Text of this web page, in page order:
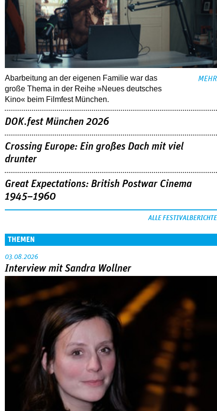
Abarbeitung an der eigenen Familie war das
große Thema in der Reihe »Neues deutsches
Kino« beim Filmfest München.
MEHR
DOK.fest München 2026
Crossing Europe: Ein großes Dach mit viel
drunter
Great Expectations: British Postwar Cinema
1945–1960
ALLE FESTIVALBERICHTE
THEMEN
03.08.2026
Interview mit Sandra Wollner